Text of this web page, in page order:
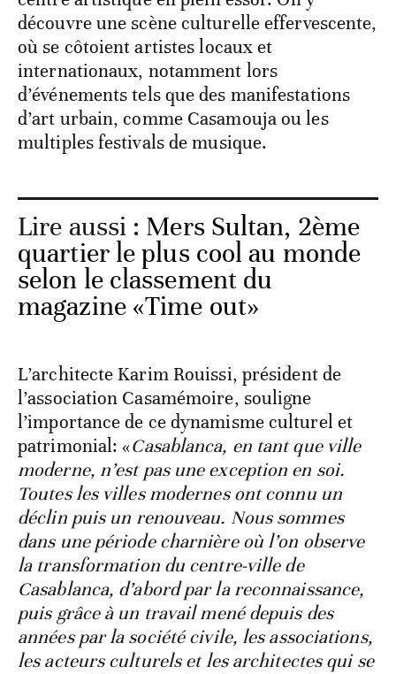
découvre une scène culturelle effervescente,
où se côtoient artistes locaux et
internationaux, notamment lors
d’événements tels que des manifestations
d’art urbain, comme Casamouja ou les
multiples festivals de musique.
Lire aussi : Mers Sultan, 2ème
quartier le plus cool au monde
selon le classement du
magazine «Time out»
L’architecte Karim Rouissi, président de
l’association Casamémoire, souligne
l’importance de ce dynamisme culturel et
patrimonial: «Casablanca, en tant que ville
moderne, n’est pas une exception en soi.
Toutes les villes modernes ont connu un
déclin puis un renouveau. Nous sommes
dans une période charnière où l’on observe
la transformation du centre-ville de
Casablanca, d’abord par la reconnaissance,
puis grâce à un travail mené depuis des
années par la société civile, les associations,
les acteurs culturels et les architectes qui se